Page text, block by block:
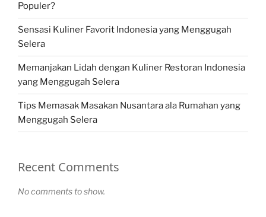
Populer?
Sensasi Kuliner Favorit Indonesia yang Menggugah
Selera
Memanjakan Lidah dengan Kuliner Restoran Indonesia
yang Menggugah Selera
Tips Memasak Masakan Nusantara ala Rumahan yang
Menggugah Selera
Recent Comments
No comments to show.